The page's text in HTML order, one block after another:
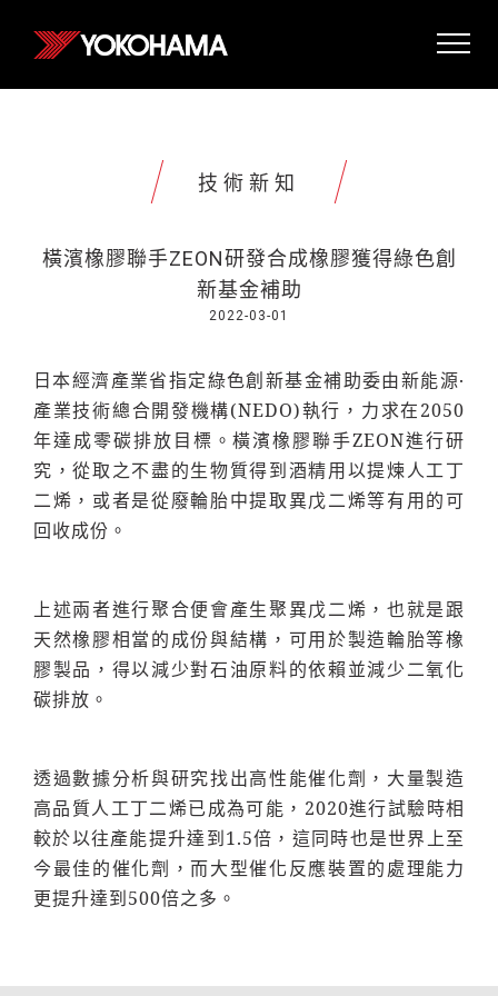
技術新知
橫濱橡膠聯手ZEON研發合成橡膠獲得綠色創
新基金補助
2022-03-01
日本經濟產業省指定綠色創新基金補助委由新能源‧
產業技術總合開發機構(NEDO)執行，力求在2050
年達成零碳排放目標。橫濱橡膠聯手ZEON進行研
究，從取之不盡的生物質得到酒精用以提煉人工丁
二烯，或者是從廢輪胎中提取異戊二烯等有用的可
回收成份。
上述兩者進行聚合便會產生聚異戊二烯，也就是跟
天然橡膠相當的成份與結構，可用於製造輪胎等橡
膠製品，得以減少對石油原料的依賴並減少二氧化
碳排放。
透過數據分析與研究找出高性能催化劑，大量製造
高品質人工丁二烯已成為可能，2020進行試驗時相
較於以往產能提升達到1.5倍，這同時也是世界上至
今最佳的催化劑，而大型催化反應裝置的處理能力
更提升達到500倍之多。